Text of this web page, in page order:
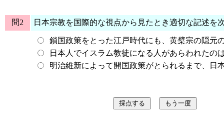
問2 日本宗教を国際的な視点から見たとき適切な記述を
鎖国政策をとった江戸時代にも、黄檗宗の隠元
日本人でイスラム教徒になる人があらわれたの
明治維新によって開国政策がとられるまで、日